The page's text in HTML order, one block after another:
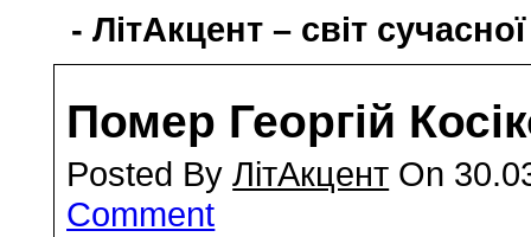
- ЛітАкцент – світ
Помер Георгій
Posted ByЛітАкцент On
Comment